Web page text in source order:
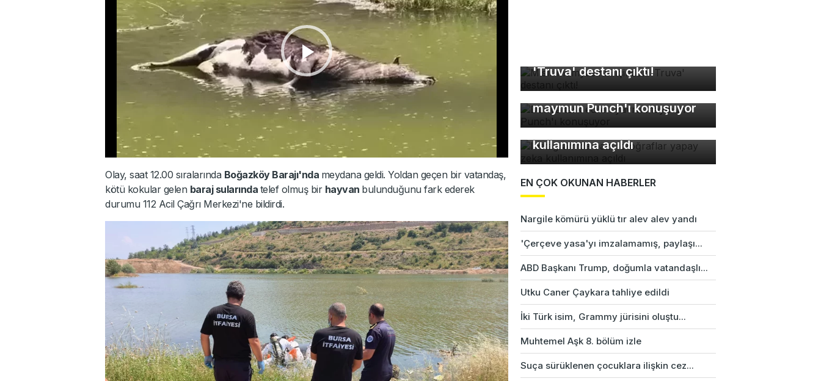
Olay, saat 12.00 sıralarında Boğazköy Barajı'nda meydana geldi. Yoldan geçen bir vatandaş,
kötü kokular gelen baraj sularında telef olmuş bir hayvan bulunduğunu fark ederek
durumu 112 Acil Çağrı Merkezi'ne bildirdi.
'Truva' destanı çıktı!
Dünya terk edilen yavru
maymun Punch'ı konuşuyor
Instagram'da bazı
fotoğraflar yapay zeka
kullanımına açıldı
EN ÇOK OKUNAN HABERLER
Nargile kömürü yüklü tır alev alev yandı
'Çerçeve yasa'yı imzalamamış, paylaşı...
ABD Başkanı Trump, doğumla vatandaşlı...
Utku Caner Çaykara tahliye edildi
İki Türk isim, Grammy jürisini oluştu...
Muhtemel Aşk 8. bölüm izle
Suça sürüklenen çocuklara ilişkin cez...